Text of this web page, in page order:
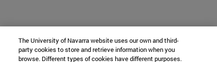
The University of Navarra website uses our own and third-
party cookies to store and retrieve information when you
browse. Different types of cookies have different purposes.